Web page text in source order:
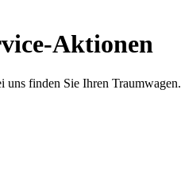
Aktionen
finden Sie Ihren Traumwagen.